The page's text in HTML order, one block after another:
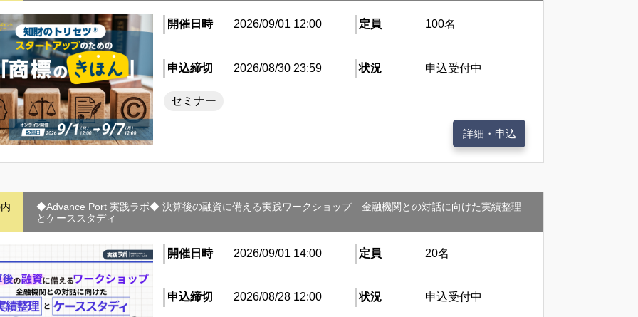
開催日時 2026/09/01 12:00 定員 100名
申込締切 2026/08/30 23:59 状況 申込受付中
セミナー
詳細・申込
◆Advance Port 実践ラボ◆ 決算後の融資に備える実践ワークショップ 金融機関との対話に向けた実績整理
とケーススタディ
開催日時 2026/09/01 14:00 定員 20名
申込締切 2026/08/28 12:00 状況 申込受付中